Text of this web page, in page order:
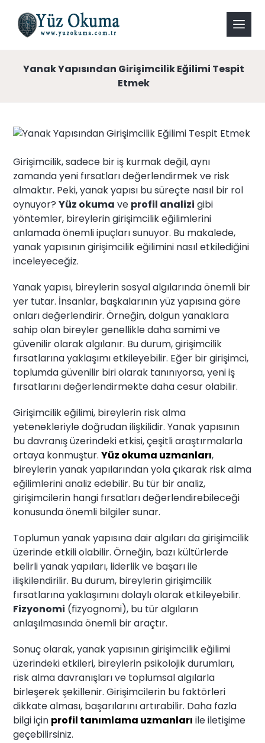
Yanak Yapısından Girişimcilik Eğilimi Tespit
Etmek
Girişimcilik, sadece bir iş kurmak değil, aynı
zamanda yeni fırsatları değerlendirmek ve risk
almaktır. Peki, yanak yapısı bu süreçte nasıl bir rol
oynuyor?Yüz okuma ve profil analizi gibi
yöntemler, bireylerin girişimcilik eğilimlerini
anlamada önemli ipuçları sunuyor. Bu makalede,
yanak yapısının girişimcilik eğilimini nasıl etkilediğini
inceleyeceğiz.
Yanak yapısı, bireylerin sosyal algılarında önemli bir
yer tutar. İnsanlar, başkalarının yüz yapısına göre
onları değerlendirir. Örneğin, dolgun yanaklara
sahip olan bireyler genellikle daha samimi ve
güvenilir olarak algılanır. Bu durum, girişimcilik
fırsatlarına yaklaşımı etkileyebilir. Eğer bir girişimci,
toplumda güvenilir biri olarak tanınıyorsa, yeni iş
fırsatlarını değerlendirmekte daha cesur olabilir.
Girişimcilik eğilimi, bireylerin risk alma
yetenekleriyle doğrudan ilişkilidir. Yanak yapısının
bu davranış üzerindeki etkisi, çeşitli araştırmalarla
ortaya konmuştur.Yüz okuma uzmanları,
bireylerin yanak yapılarından yola çıkarak risk alma
eğilimlerini analiz edebilir. Bu tür bir analiz,
girişimcilerin hangi fırsatları değerlendirebileceği
konusunda önemli bilgiler sunar.
Toplumun yanak yapısına dair algıları da girişimcilik
üzerinde etkili olabilir. Örneğin, bazı kültürlerde
belirli yanak yapıları, liderlik ve başarı ile
ilişkilendirilir. Bu durum, bireylerin girişimcilik
fırsatlarına yaklaşımını dolaylı olarak etkileyebilir.
Fizyonomi (fizyognomi), bu tür algıların
anlaşılmasında önemli bir araçtır.
Sonuç olarak, yanak yapısının girişimcilik eğilimi
üzerindeki etkileri, bireylerin psikolojik durumları,
risk alma davranışları ve toplumsal algılarla
birleşerek şekillenir. Girişimcilerin bu faktörleri
dikkate alması, başarılarını artırabilir. Daha fazla
bilgi için profil tanımlama uzmanları ile iletişime
geçebilirsiniz.